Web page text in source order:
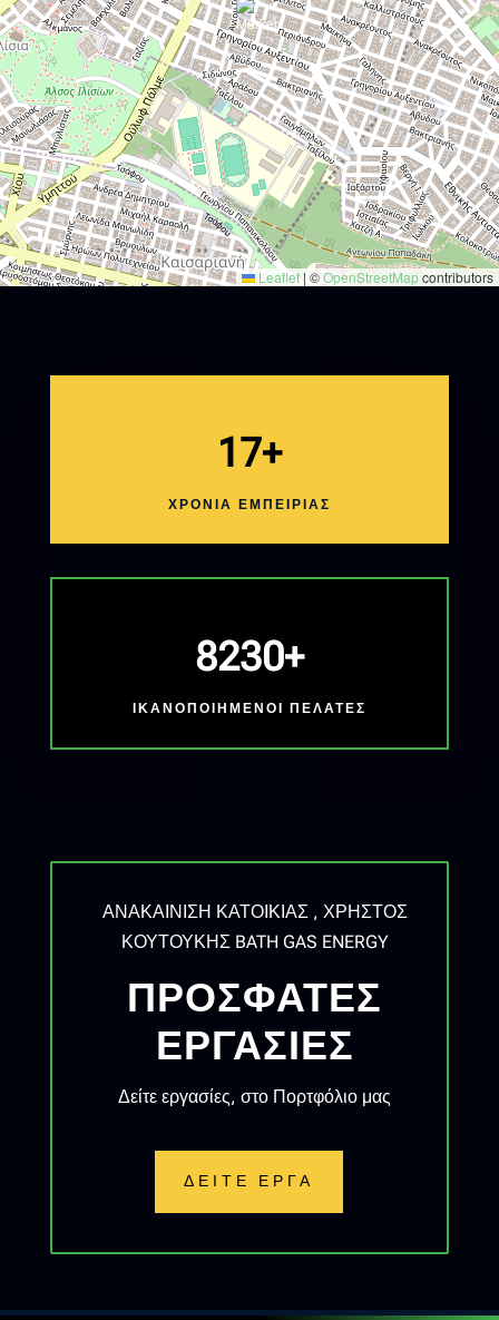
Leaflet | ©OpenStreetMapcontributors
17+
ΧΡΟΝΙΑ ΕΜΠΕΙΡΙΑΣ
8230+
ΙΚΑΝΟΠΟΙΗΜΕΝΟΙ ΠΕΛΑΤΕΣ
ΑΝΑΚΑΙΝΙΣΗ ΚΑΤΟΙΚΙΑΣ , ΧΡΗΣΤΟΣ
ΚΟΥΤΟΥΚΗΣ BATH GAS ENERGY
ΠΡΟΣΦΑΤΕΣ
ΕΡΓΑΣΙΕΣ
Δείτε εργασίες, στο Πορτφόλιο μας
ΔΕΙΤΕ ΕΡΓΑ